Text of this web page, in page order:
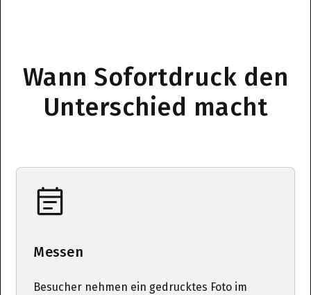
Wann Sofortdruck den
Unterschied macht
Messen
Besucher nehmen ein gedrucktes Foto im